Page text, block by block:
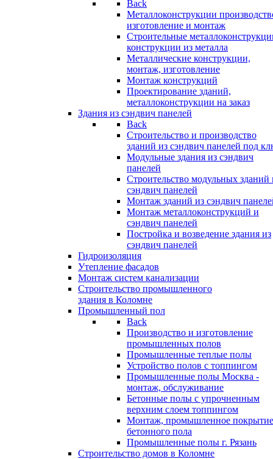
Back
Металлоконструкции
изготовление и монтаж
Строительные
конструкции из металла
Металлические конструкции,
монтаж, изготовление
Монтаж конструкций
Проектирование зданий,
металлоконструкции на заказ
Здания из сэндвич панелей
Back
Строительство и производство
зданий из сэндвич панелей под
Модульные здания из сэндвич
панелей
Строительство модульных зданий
сэндвич панелей
Монтаж зданий из сэндвич
Монтаж металлоконструкций и
сэндвич панелей
Постройка и возведение здания из
сэндвич панелей
Гидроизоляция
Утепление фасадов
Монтаж систем канализации
Строительство промышленного
здания в Коломне
Промышленный пол
Back
Производство и изготовление
промышленных полов
Промышленные теплые полы
Устройство полов с топпингом
Промышленные полы Москва -
монтаж, обслуживание
Бетонные полы с упрочненным
верхним слоем топпингом
Монтаж, промышленное покрытие
бетонного пола
Промышленные полы г. Рязань
Строительство домов в Коломне